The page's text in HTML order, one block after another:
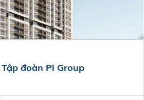
Tập đoàn Pi Group